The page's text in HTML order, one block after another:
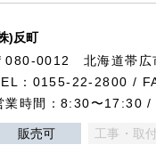
)反町
080-0012 北海道帯広
：0155-22-2800 /
業時間：8:30〜17:30 /
販売可 工事・取